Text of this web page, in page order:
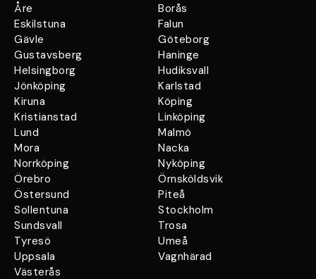
Åre
Borås
Eskilstuna
Falun
Gävle
Göteborg
Gustavsberg
Haninge
Helsingborg
Hudiksvall
Jönköping
Karlstad
Kiruna
Köping
Kristianstad
Linköping
Lund
Malmö
Mora
Nacka
Norrköping
Nyköping
Örebro
Örnsköldsvik
Östersund
Piteå
Sollentuna
Stockholm
Sundsvall
Trosa
Tyresö
Umeå
Uppsala
Vagnhärad
Västerås